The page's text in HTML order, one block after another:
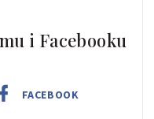
i Facebooku
FACEBOOK